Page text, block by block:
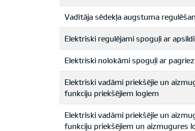
Vadītāja sēdekļa augstuma
Elektriski regulējami spoguļi ar apsildi
Elektriski nolokāmi spoguļi ar
Elektriski vadāmi priekšējie un
funkciju priekšējiem logiem
Elektriski vadāmi priekšējie un
funkciju priekšējiem un aizmugures